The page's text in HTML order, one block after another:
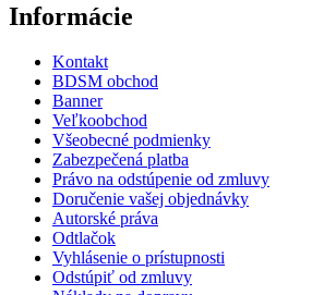
Informácie
Kontakt
BDSM obchod
Banner
Veľkoobchod
Všeobecné podmienky
Zabezpečená platba
Právo na odstúpenie od zmluvy
Doručenie vašej objednávky
Autorské práva
Odtlačok
Vyhlásenie o prístupnosti
Odstúpiť od zmluvy